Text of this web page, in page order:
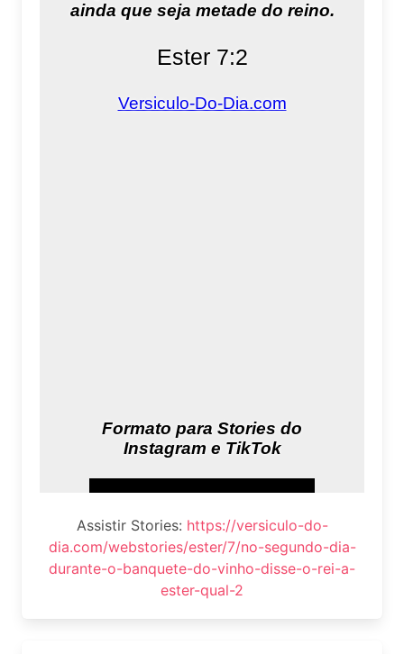
Assistir Stories: https://versiculo-do-
dia.com/webstories/ester/7/no-segundo-dia-
durante-o-banquete-do-vinho-disse-o-rei-a-
ester-qual-2